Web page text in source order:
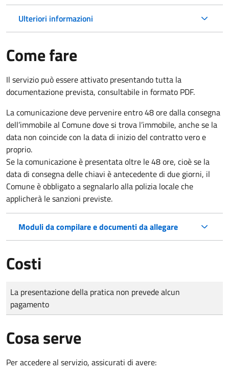
Ulteriori informazioni
Come fare
Il servizio può essere attivato presentando tutta la
documentazione prevista, consultabile in formato PDF.
La comunicazione deve pervenireentro 48 oredalla consegna
dell’immobile al Comune dove si trova l’immobile, anche se la
data non coincide con la data di inizio del contratto vero e
proprio.
Se la comunicazione è presentata oltre le 48 ore, cioè se la
data di consegna delle chiavi è antecedente di due giorni, il
Comune è obbligato a segnalarlo alla polizia locale che
applicherà le sanzioni previste.
Moduli da compilare e documenti da allegare
Costi
Tipo di pagamento
Importo
La presentazione della pratica non prevede alcun
pagamento
Cosa serve
Per accedere al servizio, assicurati di avere: